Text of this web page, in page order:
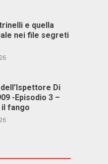
e quella
nei file segreti
Di
-Episodio 3 –
fango